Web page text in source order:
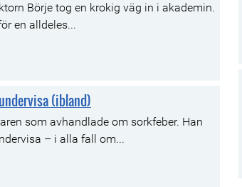
Börje tog en krokig väg in i akademin.
en alldeles...
(ibland)
som avhandlade om sorkfeber. Han
– i alla fall om...